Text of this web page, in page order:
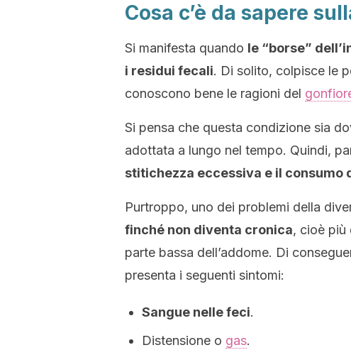
Cosa c’è da sapere
Si manifesta quando le “borse”
i residui fecali. Di solito, colpisce le
conoscono bene le ragioni del
Si pensa che questa condizione sia
adottata a lungo nel tempo. Quindi,
stitichezza eccessiva e il
Purtroppo, uno dei problemi della
finché non diventa cronica, cioè più
parte bassa dell’addome. Di
presenta i seguenti sintomi:
Sangue nelle feci.
Distensione o gas.